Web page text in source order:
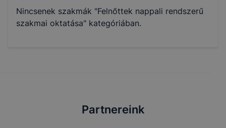
Nincsenek szakmák "Felnőttek nappali rendszerű
szakmai oktatása" kategóriában.
Partnereink